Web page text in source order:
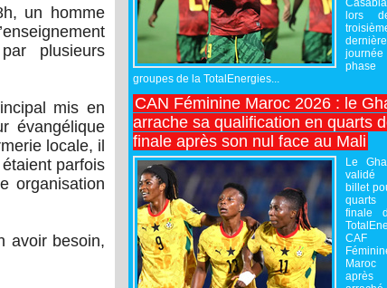
un homme
plusieurs
mis en
évangélique
locale, il
parfois
organisation
avoir besoin,
lors
dernière
journée
groupes de la TotalEnergies...
CAN Féminine Maroc 2026 : le
arrache sa qualification en quarts
finale après son nul face au Mali
Le
validé
billet
finale
CAF
Maroc
après